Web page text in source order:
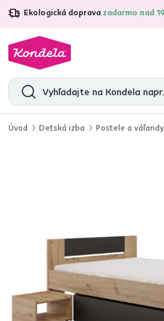
Ekologická doprava zadarmo nad
4,7 31 211
Úvod Detská izba Postele a váľandy